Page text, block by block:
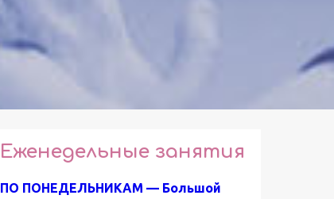
Еженедельные занятия
ПО ПОНЕДЕЛЬНИКАМ — Большой